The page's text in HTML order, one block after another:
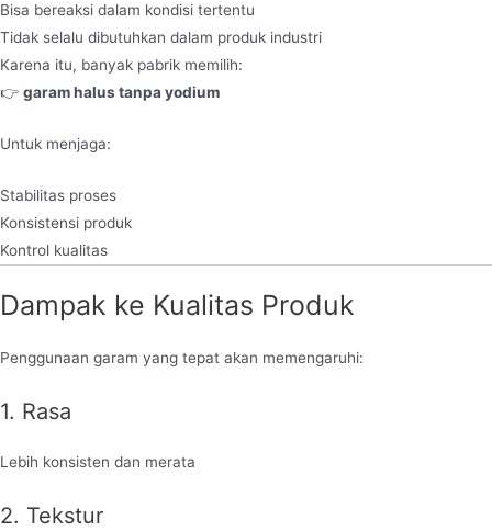
Bisa bereaksi dalam kondisi tertentu
Tidak selalu dibutuhkan dalam produk industri
Karena itu, banyak pabrik memilih:
👉 garam halus tanpa yodium
Untuk menjaga:
Stabilitas proses
Konsistensi produk
Kontrol kualitas
Dampak ke Kualitas Produk
Penggunaan garam yang tepat akan memengaruhi:
1. Rasa
Lebih konsisten dan merata
2. Tekstur